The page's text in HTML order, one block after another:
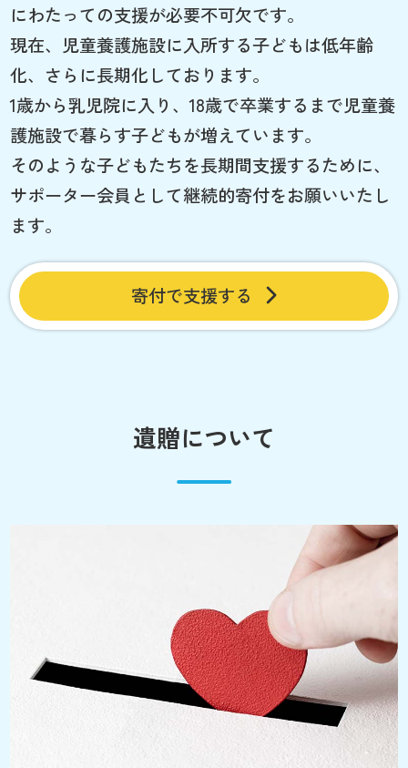
にわたっての支援が必要不可欠です。
現在、児童養護施設に入所する子どもは低年齢
化、さらに長期化しております。
1歳から乳児院に入り、18歳で卒業するまで児童養
護施設で暮らす子どもが増えています。
そのような子どもたちを長期間支援するために、
サポーター会員として継続的寄付をお願いいたし
ます。
寄付で支援する
遺贈について